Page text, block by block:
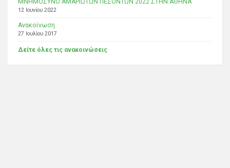
12 Ιουνίου 2022
Ανακοίνωση
27 Ιουλίου 2017
Δείτε όλες τις ανακοινώσεις